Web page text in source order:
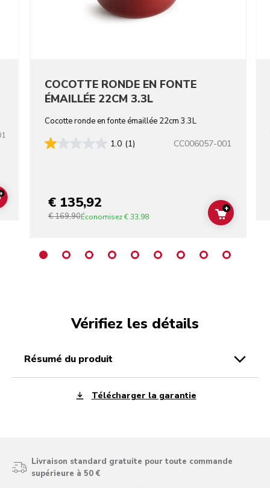
ADD TO CART
COCOTTE RONDE EN FONTE
ÉMAILLÉE 22CM 3.3L
Cocotte ronde en fonte émaillée 22cm 3.3L
1.0 (1) CC006057-001
€ 135,92
€ 169,90Économisez€ 33,98 ADD TO
+
Vérifiez les détails
résumé du produit
Télécharger la garantie
Livraison standard gratuite pour toute commande
supérieure à 50 €